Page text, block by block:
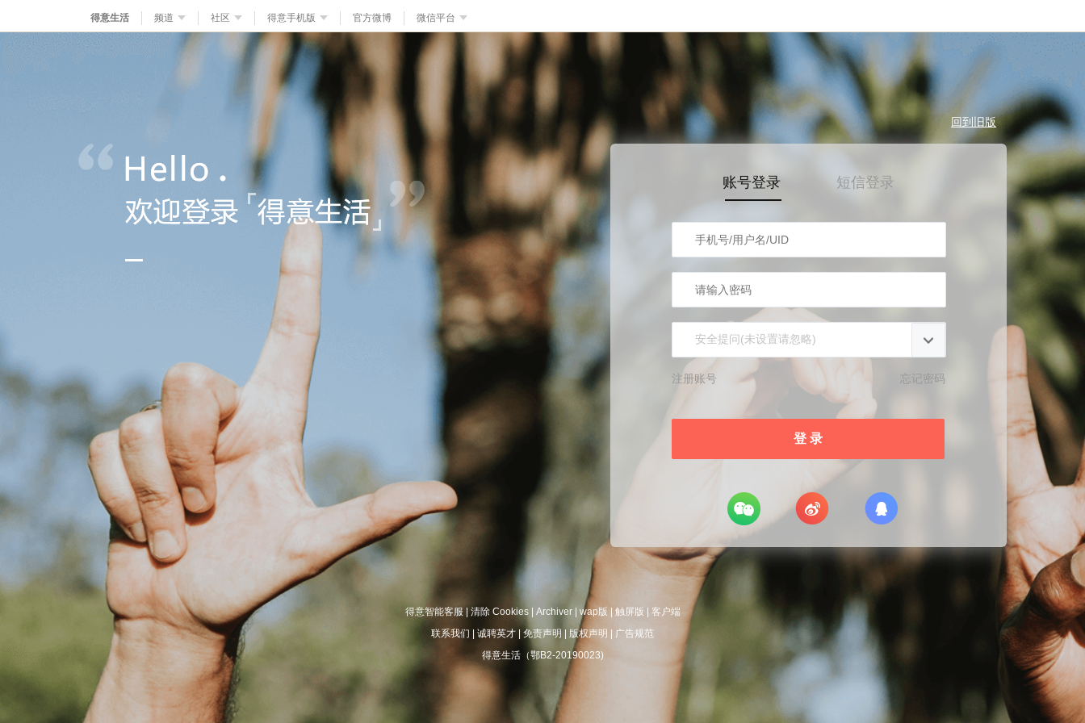
得意生活 频道 社区 得意手机版 官方微博 微信平台
回到旧版
账号登录 短信登录
安全提问(未设置请忽略)
注册账号 忘记密码
登 录
得意智能客服 清除 Cookies| Archiver| wap版 触屏版
客户端
联系我们
诚聘英才 免责声明 版权声明
广告规范
得意生活（鄂B2-20190023)